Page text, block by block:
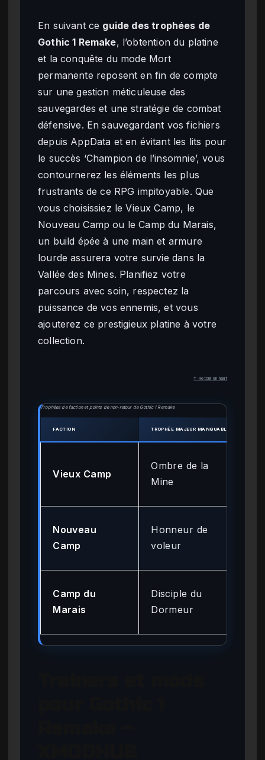
En suivant ce guide des trophées de
Gothic 1 Remake, l’obtention du platine
et la conquête du mode Mort
permanente reposent en fin de compte
sur une gestion méticuleuse des
sauvegardes et une stratégie de combat
défensive. En sauvegardant vos fichiers
depuis AppData et en évitant les lits pour
le succès ‘Champion de l’insomnie’, vous
contournerez les éléments les plus
frustrants de ce RPG impitoyable. Que
vous choisissiez le Vieux Camp, le
Nouveau Camp ou le Camp du Marais,
un build épée à une main et armure
lourde assurera votre survie dans la
Vallée des Mines. Planifiez votre
parcours avec soin, respectez la
puissance de vos ennemis, et vous
ajouterez ce prestigieux platine à votre
collection.
↑ Retour en haut
Trophées de faction et points de non-retour de Gothic 1 Remake
FACTION TROPHÉE MAJEUR MANQUABLE
Vieux Camp
Ombre de la
Mine
Nouveau
Camp
Honneur de
voleur
Camp du
Marais
Disciple du
Dormeur